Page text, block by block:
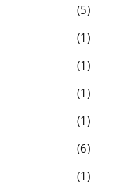
5
1
1
1
1
6
1